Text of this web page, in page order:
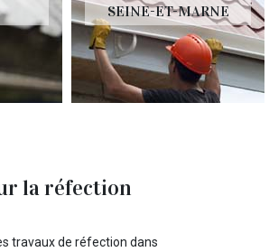
SEINE-ET-MARNE
la réfection
travaux de réfection dans